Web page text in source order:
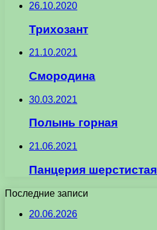
26.10.2020
Трихозант
21.10.2021
Смородина
30.03.2021
Полынь горная
21.06.2021
Панцерия шерстистая
Последние записи
20.06.2026